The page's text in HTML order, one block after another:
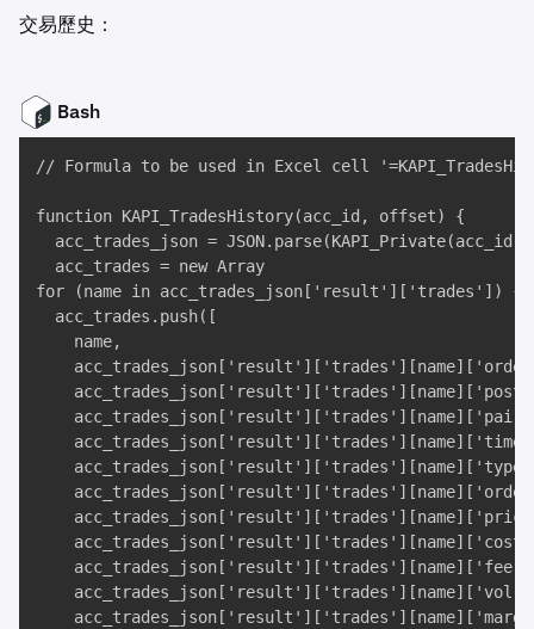
交易歷史：
Bash
// Formula to be used in Excel cell
function KAPI_TradesHistory(acc_id, offset) {
acc_trades_json = JSON.parse(KAPI_Private(acc_id,
  acc_trades = new Array
for (name in acc_trades_json['result']['trades']) {
  acc_trades.push([
    name,